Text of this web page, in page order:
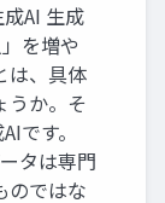
AI 生成
を増や
は、具体
うか。そ
です。
タは専門
のではな